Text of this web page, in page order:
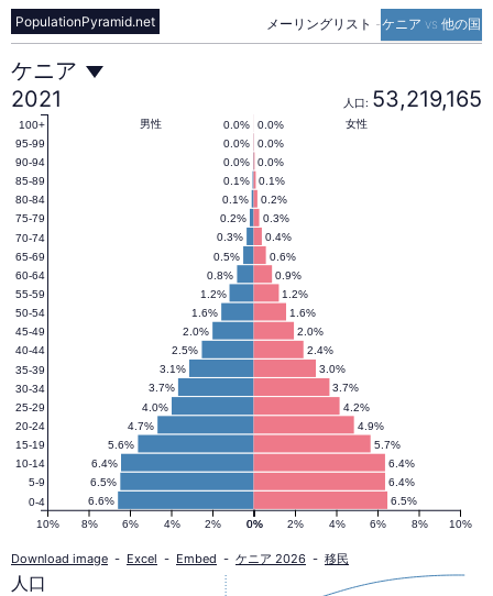
メーリングリスト -ケニア vs 他の国
PopulationPyramid.net
ケ
ニ
ア
の
人
口
ピ
ラ
ミ
ケニア
2021
人口: 53,219,165
6.5%
6.6%
6.4%
6.5%
6.4%
6.4%
5.7%
5.6%
4.9%
4.7%
4.2%
4.0%
3.7%
3.7%
3.0%
3.1%
2.4%
2.5%
2.0%
2.0%
1.6%
1.6%
1.2%
1.2%
0.9%
0.8%
0.6%
0.5%
0.4%
0.3%
0.3%
0.2%
0.2%
0.1%
0.1%
0.1%
0.0%
0.0%
0.0%
0.0%
0.0%
0.0% 女性
男性
0% 2% 4% 6% 8% 10%
10% 8% 6% 4% 2% 0%
0-4
5-9
10-14
15-19
20-24
25-29
30-34
35-39
40-44
45-49
50-54
55-59
60-64
65-69
70-74
75-79
80-84
85-89
90-94
95-99
100+
Download image - Excel - Embed - ケニア 2026 - 移民
人口